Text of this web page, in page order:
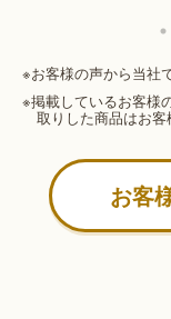
※お客様の声から当社
※掲載しているお客様
取りした商品はお客
お客